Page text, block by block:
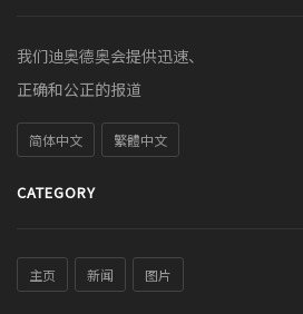
我们迪奥德奥会提供迅速、
正确和公正的报道
简体中文 繁體中文
CATEGORY
主页 新闻 图片